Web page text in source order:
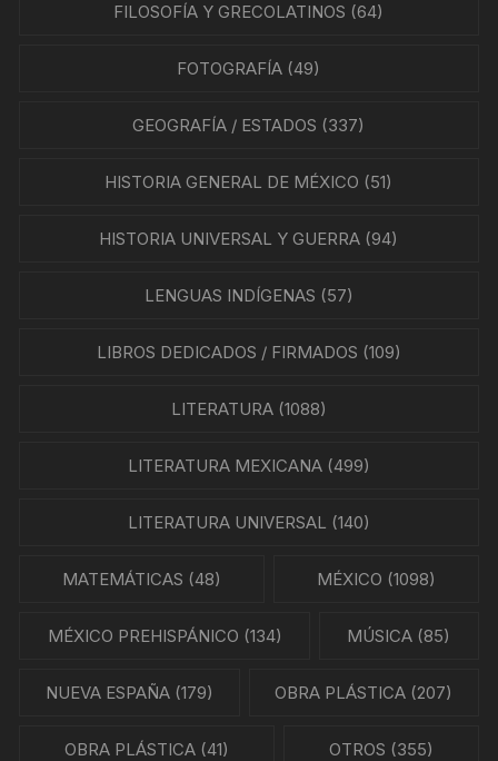
FILOSOFÍA Y GRECOLATINOS (64)
FOTOGRAFÍA (49)
GEOGRAFÍA / ESTADOS (337)
HISTORIA GENERAL DE MÉXICO (51)
HISTORIA UNIVERSAL Y GUERRA (94)
LENGUAS INDÍGENAS (57)
LIBROS DEDICADOS / FIRMADOS (109)
LITERATURA(1088)
LITERATURA MEXICANA(499)
LITERATURA UNIVERSAL (140)
MATEMÁTICAS (48) MÉXICO (1098)
MÉXICO PREHISPÁNICO (134) MÚSICA (85)
NUEVA ESPAÑA(179) OBRA PLÁSTICA (207)
OBRA PLÁSTICA (41) OTROS (355)